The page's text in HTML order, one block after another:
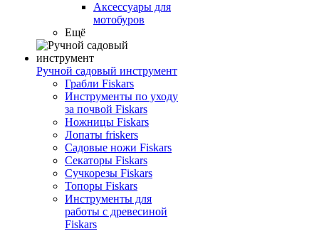
Аксессуары для
мотобуров
Ещё
Ручной садовый инструмент
Грабли Fiskars
Инструменты по уходу
за почвой Fiskars
Ножницы Fiskars
Лопаты friskers
Садовые ножи Fiskars
Секаторы Fiskars
Сучкорезы Fiskars
Топоры Fiskars
Инструменты для
работы с древесиной
Fiskars